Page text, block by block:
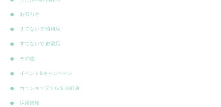
お知らせ
すてないで 昭和店
すてないで 都留店
その他
イベント&キャンペーン
カーショップツルタ 西桂店
採用情報